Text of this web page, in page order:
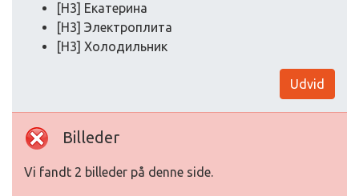
[H3] Екатерина
[H3] Электроплита
[H3] Холодильник
Udvid
Billeder
Vi fandt 2 billeder på denne side.